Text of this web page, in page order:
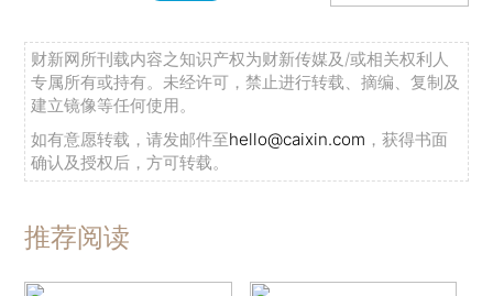
财新网所刊载内容之知识产权为财新传媒及/或相关权利人
专属所有或持有。未经许可，禁止进行转载、摘编、复制及
建立镜像等任何使用。
如有意愿转载，请发邮件至hello@caixin.com ，获得书面
确认及授权后，方可转载。
推荐阅读